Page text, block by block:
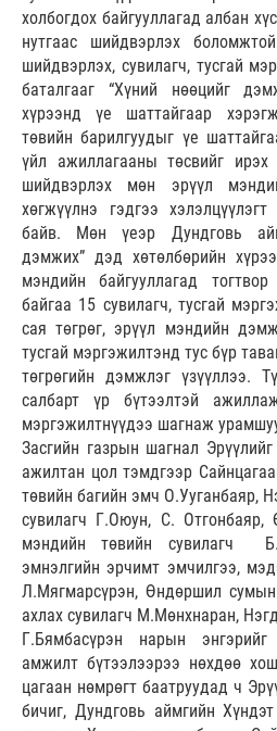
холбогдох байгууллагад албан
нутгаас шийдвэрлэх
шийдвэрлэх, сувилагч, тусгай
баталгааг “Хүний нөөцийг
хүрээнд үе шаттайгаар
төвийн барилгуудыг үе
үйл ажиллагааны төсвийг
шийдвэрлэх мөн эрүүл
хөгжүүлнэ гэдгээ
байв. Мөн үеэр Дундговь
дэмжих” дэд хөтөлбөрийн
мэндийн байгууллагад
байгаа 15 сувилагч, тусгай
сая төгрөг, эрүүл мэндийн
тусгай мэргэжилтэнд тус бүр
төгрөгийн дэмжлэг үзүүллээ.
салбарт үр бүтээлтэй
мэргэжилтнүүдээ шагнаж
Засгийн газрын шагнал
ажилтан цол тэмдгээр
төвийн багийн эмч О.Ууганбаяр,
сувилагч Г.Оюун, С.
мэндийн төвийн сувилагч
эмнэлгийн эрчимт эмчилгээ,
Л.Мягмарсүрэн, Өндөршил
ахлах сувилагч М.Мөнхнаран,
Г.Бямбасүрэн нарын
амжилт бүтээлээрээ нөхдөө
цагаан нөмрөгт баатруудад ч
бичиг, Дундговь аймгийн